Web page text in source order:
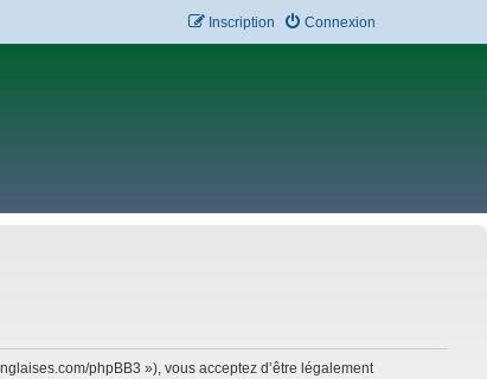
Connexion
Inscription
phpBB3 »), vous acceptez d’être légalement